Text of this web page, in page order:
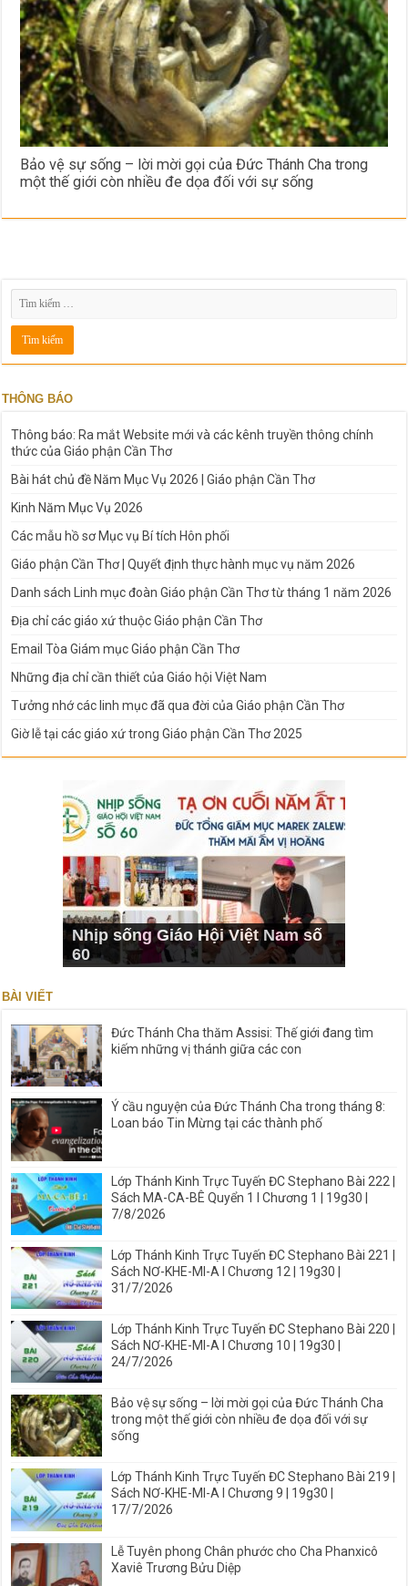
Bảo vệ sự sống – lời mời gọi của Đức Thánh Cha trong
một thế giới còn nhiều đe dọa đối với sự sống
THÔNG BÁO
Thông báo: Ra mắt Website mới và các kênh truyền thông chính
thức của Giáo phận Cần Thơ
Bài hát chủ đề Năm Mục Vụ 2026 | Giáo phận Cần Thơ
Kinh Năm Mục Vụ 2026
Các mẫu hồ sơ Mục vụ Bí tích Hôn phối
Giáo phận Cần Thơ | Quyết định thực hành mục vụ năm 2026
Danh sách Linh mục đoàn Giáo phận Cần Thơ từ tháng 1 năm 2026
Địa chỉ các giáo xứ thuộc Giáo phận Cần Thơ
Email Tòa Giám mục Giáo phận Cần Thơ
Những địa chỉ cần thiết của Giáo hội Việt Nam
Tưởng nhớ các linh mục đã qua đời của Giáo phận Cần Thơ
Giờ lễ tại các giáo xứ trong Giáo phận Cần Thơ 2025
Nhịp sống Giáo Hội Việt Nam số
60
BÀI VIẾT
Đức Thánh Cha thăm Assisi: Thế giới đang tìm
kiếm những vị thánh giữa các con
Ý cầu nguyện của Đức Thánh Cha trong tháng 8:
Loan báo Tin Mừng tại các thành phố
Lớp Thánh Kinh Trực Tuyến ĐC Stephano Bài 222 |
Sách MA-CA-BÊ Quyển 1 I Chương 1 | 19g30 |
7/8/2026
Lớp Thánh Kinh Trực Tuyến ĐC Stephano Bài 221 |
Sách NƠ-KHE-MI-A I Chương 12 | 19g30 |
31/7/2026
Lớp Thánh Kinh Trực Tuyến ĐC Stephano Bài 220 |
Sách NƠ-KHE-MI-A I Chương 10 | 19g30 |
24/7/2026
Bảo vệ sự sống – lời mời gọi của Đức Thánh Cha
trong một thế giới còn nhiều đe dọa đối với sự
sống
Lớp Thánh Kinh Trực Tuyến ĐC Stephano Bài 219 |
Sách NƠ-KHE-MI-A I Chương 9 | 19g30 |
17/7/2026
Lễ Tuyên phong Chân phước cho Cha Phanxicô
Xaviê Trương Bửu Diệp